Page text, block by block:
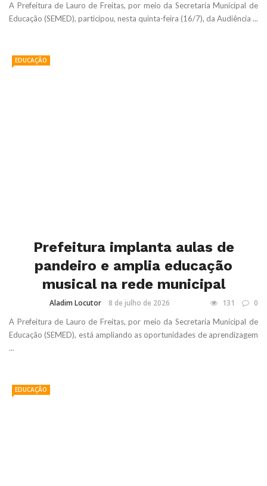
A Prefeitura de Lauro de Freitas, por meio da Secretaria Municipal de
Educação (SEMED), participou, nesta quinta-feira (16/7), da Audiência ...
EDUCAÇÃO
Prefeitura implanta aulas de
pandeiro e amplia educação
musical na rede municipal
Aladim Locutor 8 de julho de 2026 131 0
A Prefeitura de Lauro de Freitas, por meio da Secretaria Municipal de
Educação (SEMED), está ampliando as oportunidades de aprendizagem
...
EDUCAÇÃO